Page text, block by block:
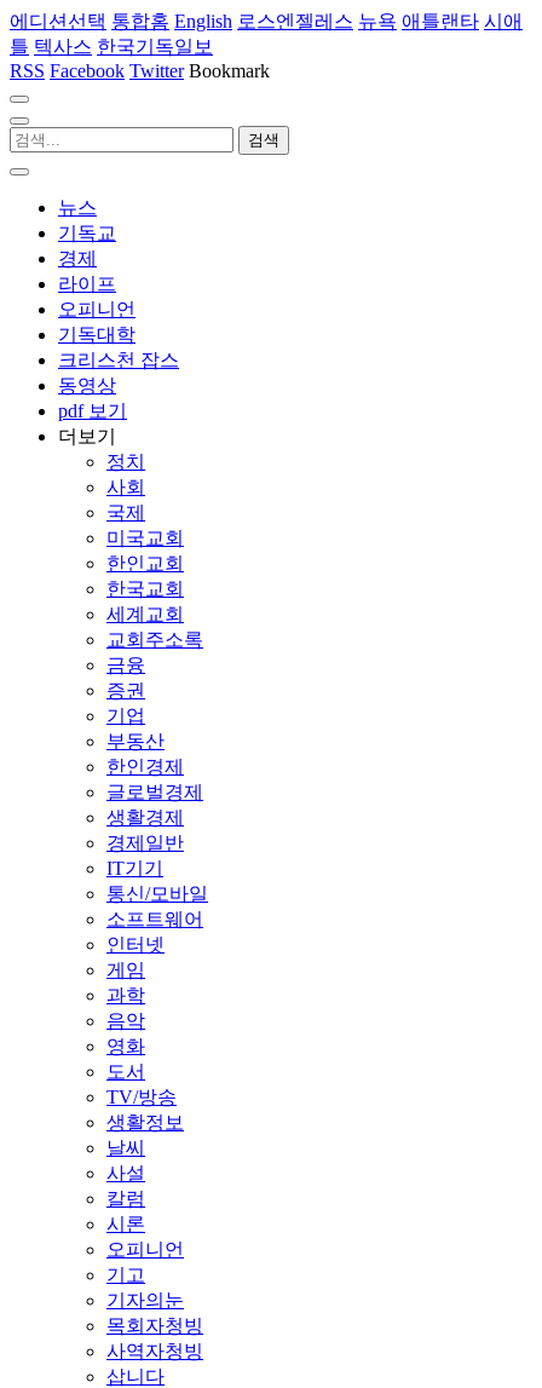
에디션선택 통합홈 English 로스엔젤레스 뉴욕 애틀랜타 시애
틀 텍사스 한국기독일보
RSS Facebook Twitter Bookmark
뉴스
기독교
경제
라이프
오피니언
기독대학
크리스천 잡스
동영상
pdf 보기
더보기
정치
사회
국제
미국교회
한인교회
한국교회
세계교회
교회주소록
금융
증권
기업
부동산
한인경제
글로벌경제
생활경제
경제일반
IT기기
통신/모바일
소프트웨어
인터넷
게임
과학
음악
영화
도서
TV/방송
생활정보
날씨
사설
칼럼
시론
오피니언
기고
기자의눈
목회자청빙
사역자청빙
삽니다